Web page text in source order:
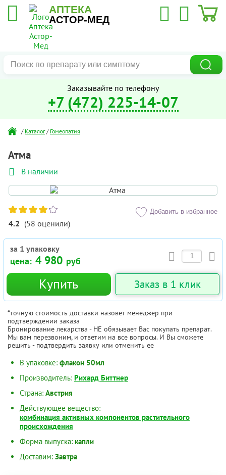
АПТЕКА
АСТОР-МЕД
Заказывайте по телефону
+7 (472) 225-14-07
/ Каталог / Гомеопатия
Атма
В наличии
4.2 (58 оценили)
Добавить в избранное
за 1 упаковку
цена: 4 980 руб
Купить Заказ в 1 клик
*точную стоимость доставки назовет менеджер при
подтверждении заказа
Бронирование лекарства - НЕ обязывает Вас покупать препарат.
Мы вам перезвоним, и ответим на все вопросы. И Вы сможете
решить - подтвердить заявку или отменить ее
В упаковке: флакон 50мл
Производитель: Рихард Биттнер
Страна: Австрия
Действующее вещество:
комбинация активных компонентов растительного
происхождения
Форма выпуска: капли
Доставим: Завтра